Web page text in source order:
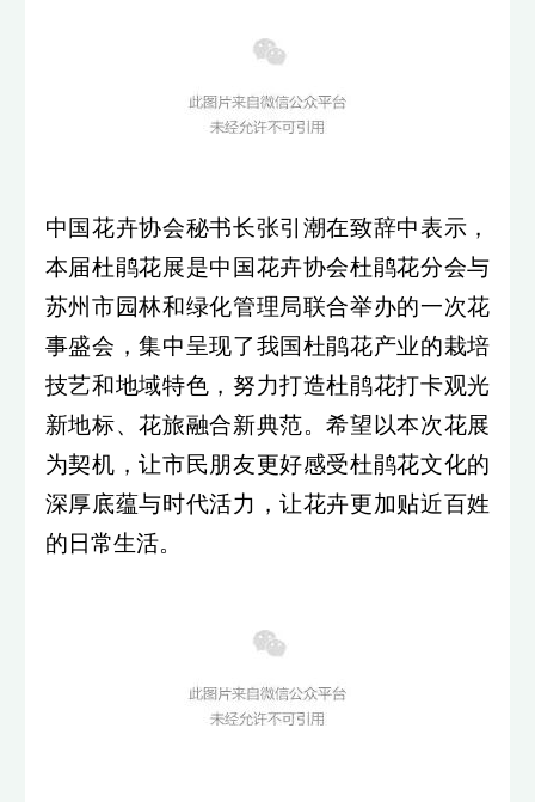
中国花卉协会秘书长张引潮在致辞中表示，
本届杜鹃花展是中国花卉协会杜鹃花分会与
苏州市园林和绿化管理局联合举办的一次花
事盛会，集中呈现了我国杜鹃花产业的栽培
技艺和地域特色，努力打造杜鹃花打卡观光
新地标、花旅融合新典范。希望以本次花展
为契机，让市民朋友更好感受杜鹃花文化的
深厚底蕴与时代活力，让花卉更加贴近百姓
的日常生活。